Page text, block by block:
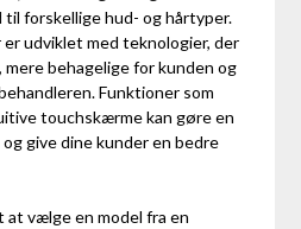
forskellige hud- og hårtyper.
udviklet med teknologier, der
behagelige for kunden og
Funktioner som
touchskærme kan gøre en
give dine kunder en bedre
vælge en model fra en